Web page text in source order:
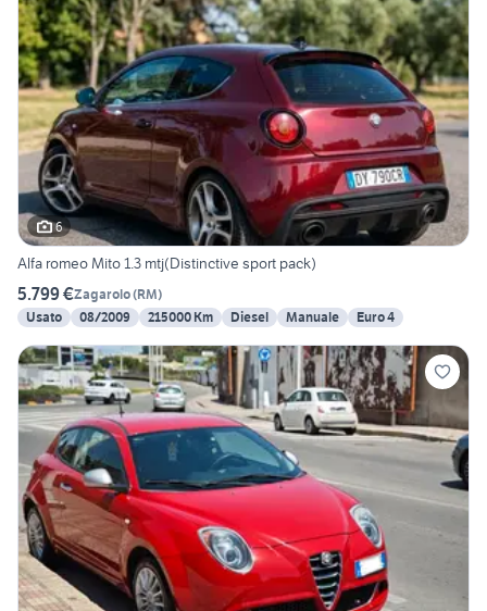
6
Alfa romeo Mito 1.3 mtj(Distinctive sport pack)
5.799 €Zagarolo(RM)
Usato
08/2009 215000 Km Diesel Manuale Euro 4